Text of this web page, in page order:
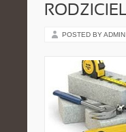
POSTED BY ADMIN